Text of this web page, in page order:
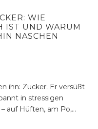
WIE
IST UND WARUM
NASCHEN
ihn: Zucker. Er versüßt
in stressigen
auf Hüften, am Po,…